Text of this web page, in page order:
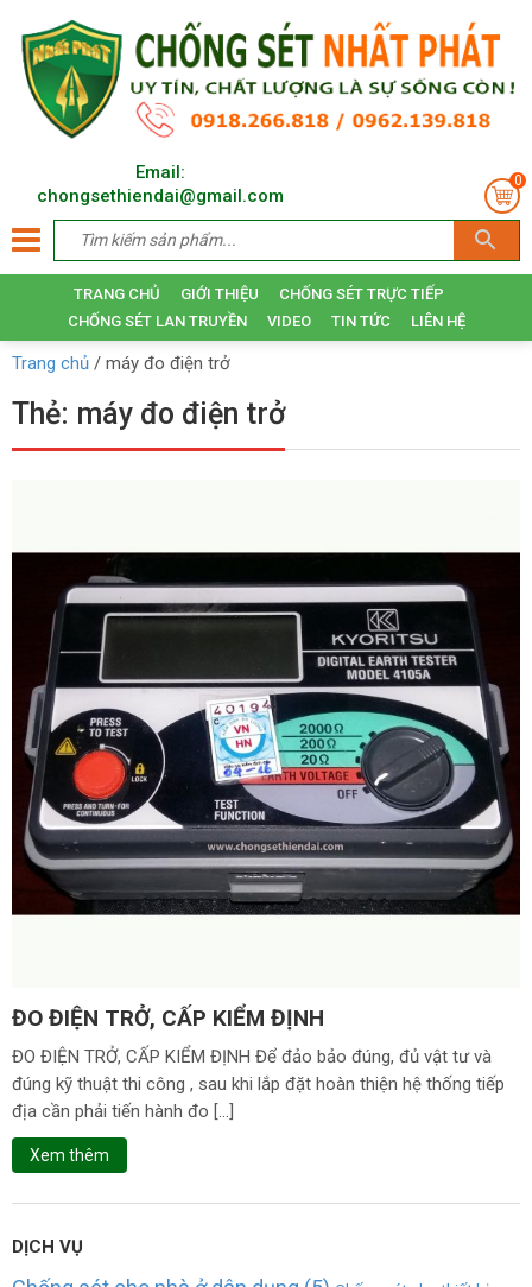
Email:
chongsethiendai@gmail.com
0
TRANG CHỦ GIỚI THIỆU
CHỐNG SÉT TRỰC TIẾP
CHỐNG SÉT LAN TRUYỀN
VIDEO TIN TỨC LIÊN HỆ
Trang chủ / máy đo điện trở
Thẻ: máy đo điện trở
ĐO ĐIỆN TRỞ, CẤP KIỂM ĐỊNH
ĐO ĐIỆN TRỞ, CẤP KIỂM ĐỊNH Để đảo bảo đúng, đủ vật tư và
đúng kỹ thuật thi công , sau khi lắp đặt hoàn thiện hệ thống tiếp
địa cần phải tiến hành đo […]
Xem thêm
DỊCH VỤ